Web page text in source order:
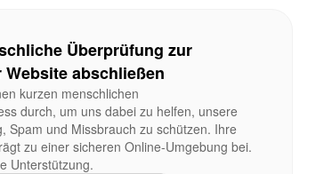
Überprüfung zur
abschließen
kurzen menschlichen
durch, um uns dabei zu helfen, unsere
Spam und Missbrauch zu schützen. Ihre
zu einer sicheren Online-Umgebung bei.
Unterstützung.